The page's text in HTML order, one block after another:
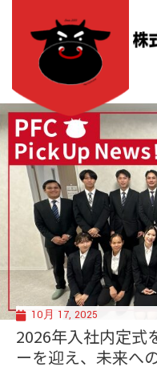
ッ
10月 17, 2025
2026年入社内定式
ーを迎え、未来へ